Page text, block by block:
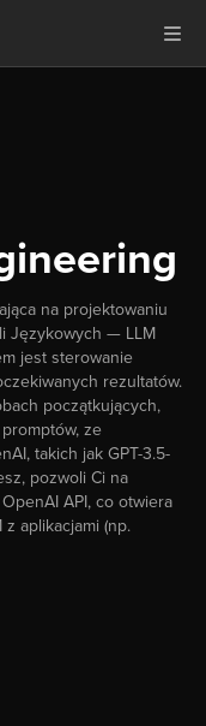
na projektowaniu
Językowych — LLM
jest sterowanie
rezultatów.
początkujących,
ze
takich jak GPT-3.5-
pozwoli Ci na
API, co otwiera
aplikacjami (np.